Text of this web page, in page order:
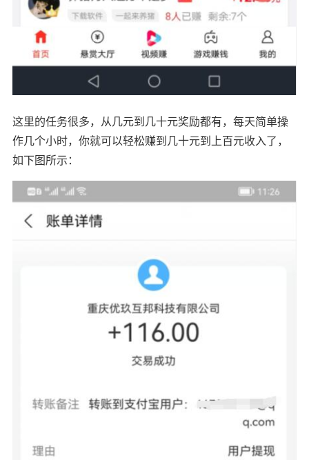
这里的任务很多，从几元到几十元奖励都有，每天简单操
作几个小时，你就可以轻松赚到几十元到上百元收入了，
如下图所示：